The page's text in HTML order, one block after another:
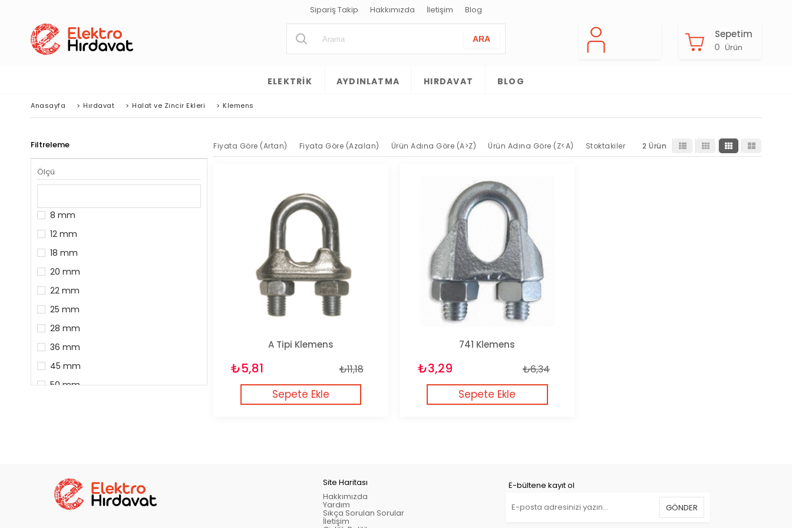
Sipariş Takip Hakkımızda İletişim Blog
Sepetim
0 Ürün
ELEKTRIK AYDINLATMA HIRDAVAT BLOG
Anasayfa > Hırdavat > Halat ve Zincir Ekleri > Klemens
Filtreleme
Ölçü
8 mm
12 mm
18 mm
20 mm
22 mm
25 mm
28 mm
36 mm
45 mm
50 mm
16 mm
Fiyata Göre (Artan) Fiyata Göre (Azalan) Ürün Adına Göre (A>Z) Ürün Adına Göre (Z<A) Stoktakiler 2 Ürün
A Tipi Klemens
₺5,81 ₺11,18
Sepete Ekle
741 Klemens
₺3,29 ₺6,34
Sepete Ekle
Site Haritası
Hakkımızda
Yardım
Sıkça Sorulan Sorular
İletişim
E-bültene kayıt ol
GÖNDER